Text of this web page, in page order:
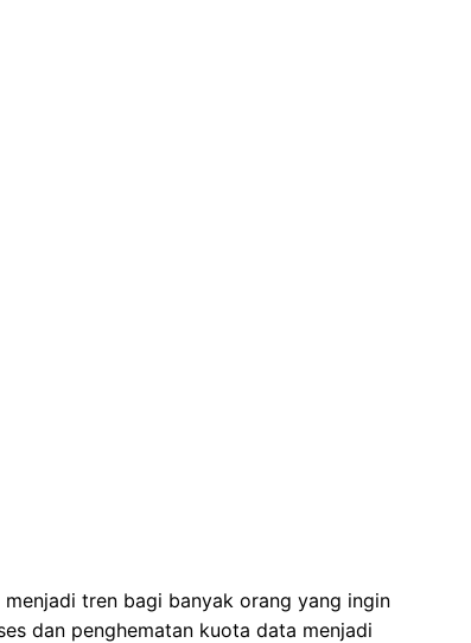
menjadi tren bagi banyak orang yang ingin
dan penghematan kuota data menjadi